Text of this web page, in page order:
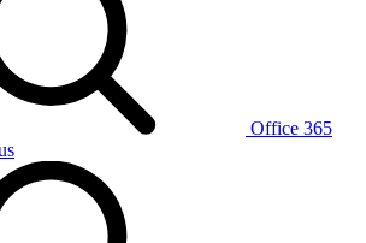
Office 365